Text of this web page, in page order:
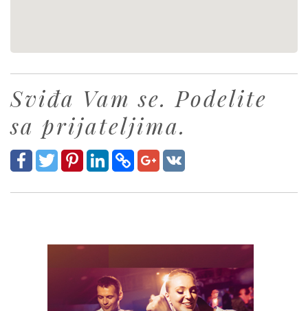
Sviđa Vam se. Podelite
sa prijateljima.